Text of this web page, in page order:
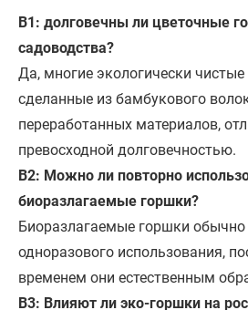
В1: долговечны ли цветочные
садоводства?
Да, многие экологически
сделанные из бамбукового
переработанных материалов,
превосходной долговечностью.
В2: Можно ли повторно
биоразлагаемые горшки?
Биоразлагаемые горшки
одноразового использования,
временем они естественным
В3: Влияют ли эко-горшки на